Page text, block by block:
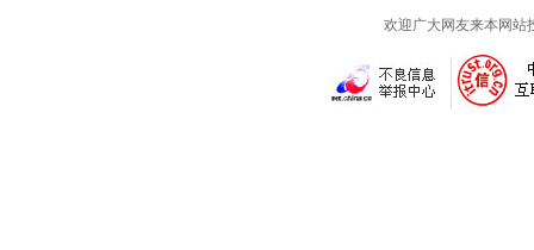
欢迎广大网友来本网站